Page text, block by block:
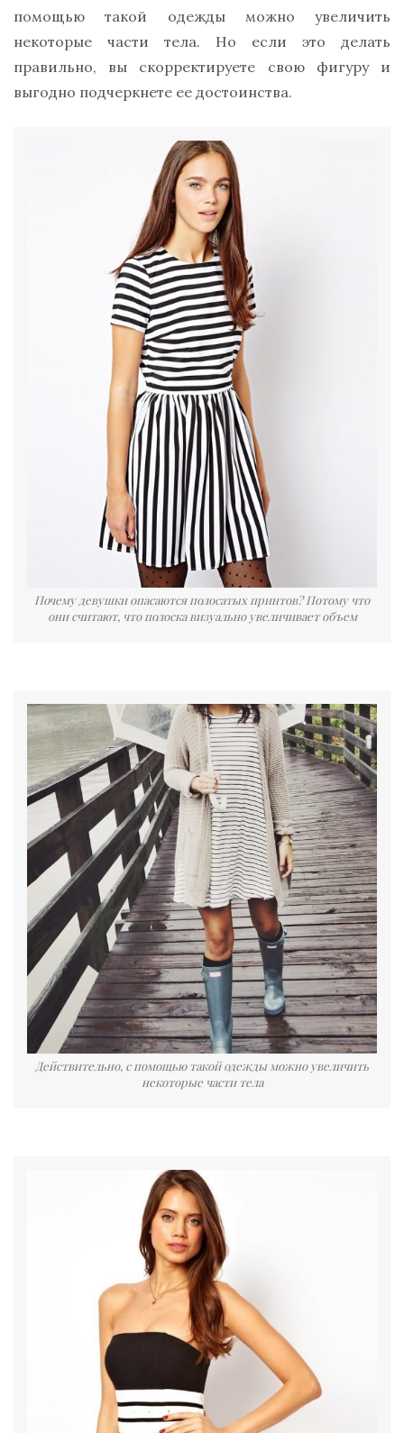
помощью такой одежды можно увеличить
некоторые части тела. Но если это делать
правильно, вы скорректируете свою фигуру и
выгодно подчеркнете ее достоинства.
Почему девушки опасаются полосатых принтов? Потому что
они считают, что полоска визуально увеличивает объем
Действительно, с помощью такой одежды можно увеличить
некоторые части тела